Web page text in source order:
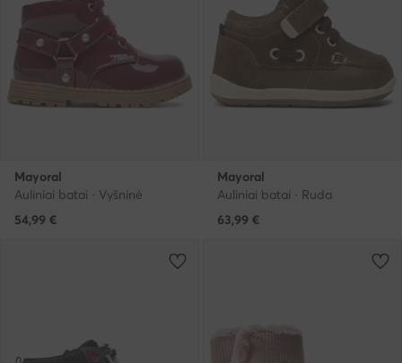
Mayoral
Auliniai batai · Vyšninė
54,99 €
Mayoral
Auliniai batai · Ruda
63,99 €